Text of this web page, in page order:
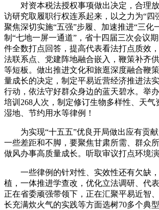
对资本税法授权事项做出决定，合理放
访研究取履职行权连系起来，以之力为“四
聚焦深切实施“五强”步履、加速推进“三化
制“七地一屏一通道”，省十四届三次会议
件全数打点回答，提高代表看法打点质效
法联系点、党建阵地融合嵌入，鞭策补齐
等短板。做出推进文化和旅逛深度融合鞭
量成长的决定，制定平易近营经济推进法
行动，依法守好群众身边的蓝天碧水。举办
培训268人次，制定修订生物多样性、天气
湿地、节约用水等律例！
为实现“十五五”优良开局做出应有贡献
一些差距和不脚，要聚焦甘肃所需、群众
做风办事高质量成长。听取审议打点环境演
一些律例的针对性、实效性还有欠缺，
植，一体推进学查改，优化立法调研、代
正在省委顽强带领下，正在汇聚平易近智
长充满炊火气的实践等方面选树70多个典